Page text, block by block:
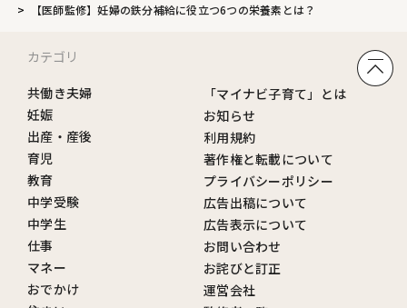
【医師監修】妊婦の鉄分補給に役立つ6つの栄養素とは？
カテゴリ
共働き夫婦
妊娠
出産・産後
育児
教育
中学受験
中学生
仕事
マネー
おでかけ
「マイナビ子育て」とは
お知らせ
利用規約
著作権と転載について
プライバシーポリシー
広告出稿について
広告表示について
お問い合わせ
お詫びと訂正
運営会社